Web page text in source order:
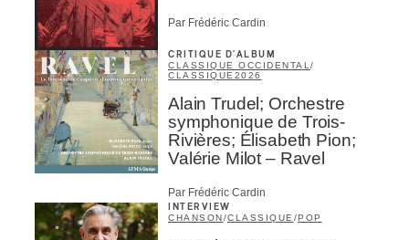
Par Frédéric Cardin
CRITIQUE D'ALBUM
CLASSIQUE OCCIDENTAL/
CLASSIQUE2026
Alain Trudel; Orchestre
symphonique de Trois-
Rivières; Élisabeth Pion;
Valérie Milot – Ravel
Par Frédéric Cardin
INTERVIEW
CHANSON/CLASSIQUE /POP